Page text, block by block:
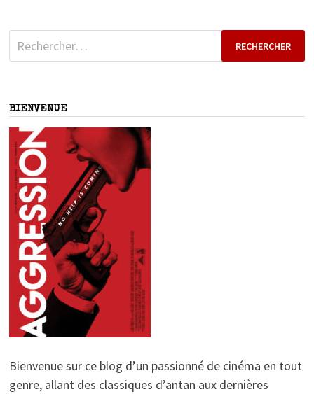
Rechercher :
BIENVENUE
Bienvenue sur ce blog d’un passionné de cinéma en tout
genre, allant des classiques d’antan aux dernières